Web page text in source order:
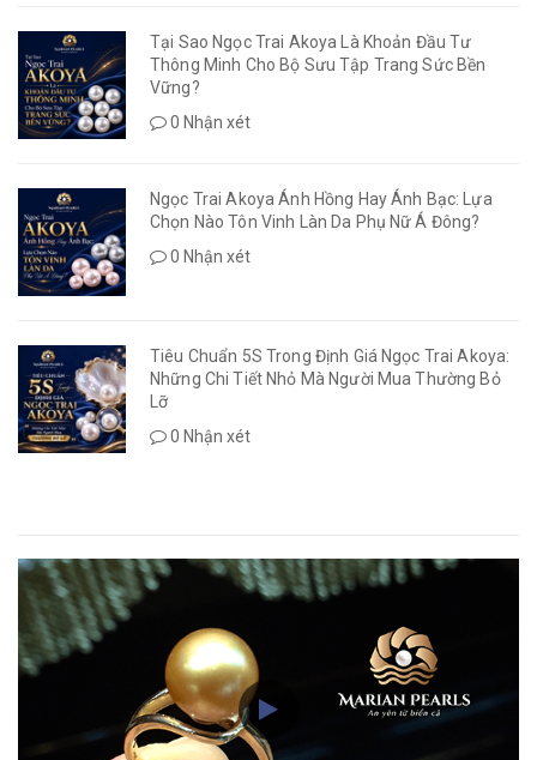
Tại Sao Ngọc Trai Akoya Là Khoản Đầu Tư
Thông Minh Cho Bộ Sưu Tập Trang Sức Bền
Vững?
0 Nhận xét
Ngọc Trai Akoya Ánh Hồng Hay Ánh Bạc: Lựa
Chọn Nào Tôn Vinh Làn Da Phụ Nữ Á Đông?
0 Nhận xét
Tiêu Chuẩn 5S Trong Định Giá Ngọc Trai Akoya:
Những Chi Tiết Nhỏ Mà Người Mua Thường Bỏ
Lỡ
0 Nhận xét